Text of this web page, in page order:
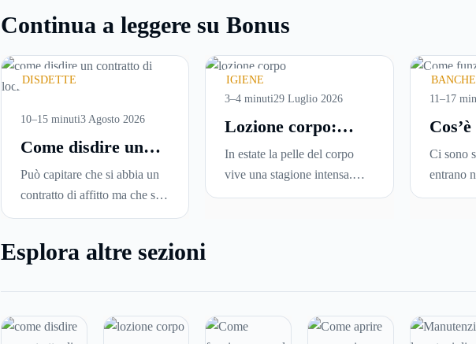
Continua a leggere su Bonus
DISDETTE
10–15 minuti3 Agosto 2026
Come disdire un
contratto di
locazione in modo
corretto ed efficace
Può capitare che si abbia un
contratto di affitto ma che si
voglia trasferirsi in una nuova
pagare il canone, per cui si
chiedersi se è possibile
IGIENE
3–4 minuti29 Luglio 2026
Lozione corpo:
perché è la scelta
ideale per idratare
la pelle in estate
In estate la pelle del corpo
vive una stagione intensa.
Sole, sudore, mare, piscina,
proprio nei mesi caldi, molte
BANCHE
11–17
come
guida
Ci sono
entrano
talmente
amico.
Esplora altre sezioni